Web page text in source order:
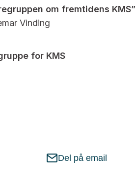
om fremtidens KMS”
Vinding
for KMS
Del på email